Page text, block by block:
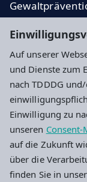
Auf unserer
und Dienste zum
nach TDDDG
Einwilligung zu
unseren
auf die Zukunft
über die
finden Sie in
Ev.
Gerauer Str. 52
60528 Frankfurt